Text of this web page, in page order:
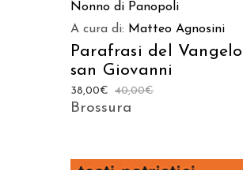
Nonno di Panopoli
A cura di: Matteo Agnosini
Parafrasi del
san Giovanni
40,00€
38,00€
Brossura